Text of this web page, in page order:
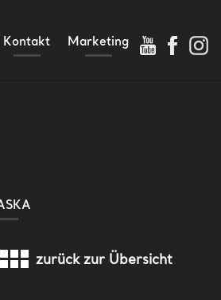
Kontakt Marketing
zurück zur Übersicht